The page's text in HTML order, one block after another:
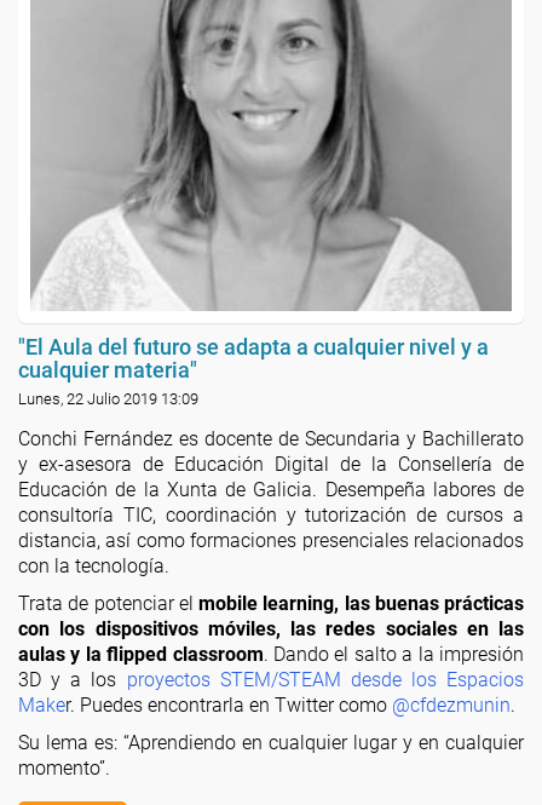
"El Aula del futuro se adapta a cualquier nivel y a
cualquier materia"
Lunes, 22 Julio 2019 13:09
Conchi Fernández es docente de Secundaria y Bachillerato
y ex-asesora de Educación Digital de la Consellería de
Educación de la Xunta de Galicia. Desempeña labores de
consultoría TIC, coordinación y tutorización de cursos a
distancia, así como formaciones presenciales relacionados
con la tecnología.
Trata de potenciar el mobile learning, las buenas prácticas
con los dispositivos móviles, las redes sociales en las
aulas y la flipped classroom. Dando el salto a la impresión
3D y a los proyectos STEM/STEAM desde los Espacios
Maker. Puedes encontrarla en Twitter como @cfdezmunin.
Su lema es: “Aprendiendo en cualquier lugar y en cualquier
momento”.